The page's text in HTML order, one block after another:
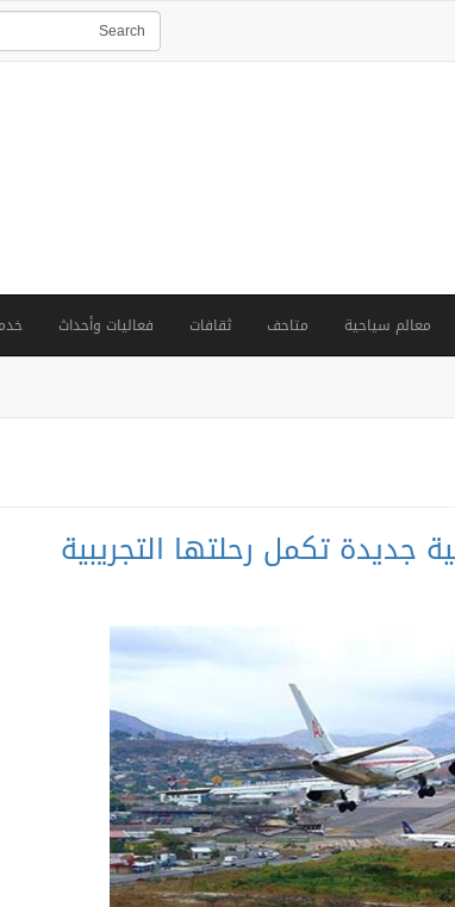
معالم سياحية متاحف ثقافات فعاليات وأحداث
جديدة تكمل رحلتها التجريبية